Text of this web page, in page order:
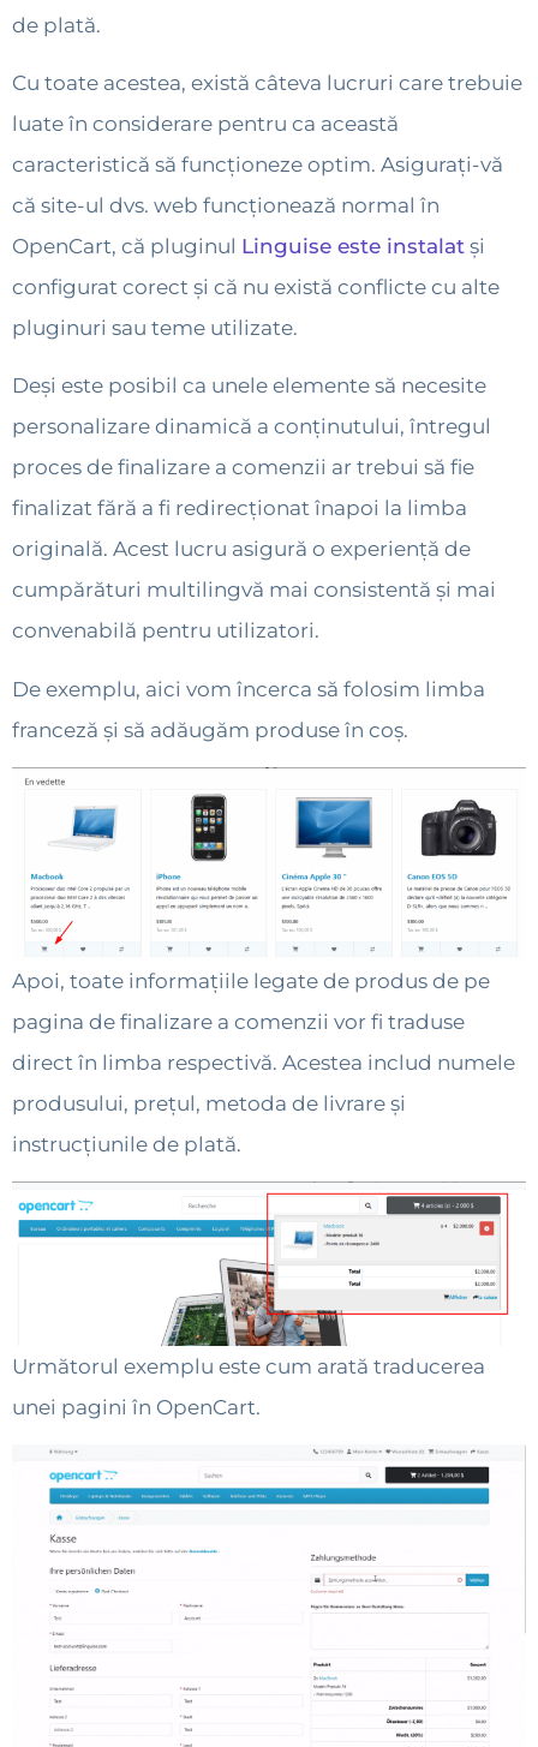
de plată.
Cu toate acestea, există câteva lucruri care trebuie
luate în considerare pentru ca această
caracteristică să funcționeze optim. Asigurați-vă
că site-ul dvs. web funcționează normal în
OpenCart, că pluginul Linguise este instalat și
configurat corect și că nu există conflicte cu alte
pluginuri sau teme utilizate.
Deși este posibil ca unele elemente să necesite
personalizare dinamică a conținutului, întregul
proces de finalizare a comenzii ar trebui să fie
finalizat fără a fi redirecționat înapoi la limba
originală. Acest lucru asigură o experiență de
cumpărături multilingvă mai consistentă și mai
convenabilă pentru utilizatori.
De exemplu, aici vom încerca să folosim limba
franceză și să adăugăm produse în coș.
Apoi, toate informațiile legate de produs de pe
pagina de finalizare a comenzii vor fi traduse
direct în limba respectivă. Acestea includ numele
produsului, prețul, metoda de livrare și
instrucțiunile de plată.
Următorul exemplu este cum arată traducerea
unei pagini în OpenCart.